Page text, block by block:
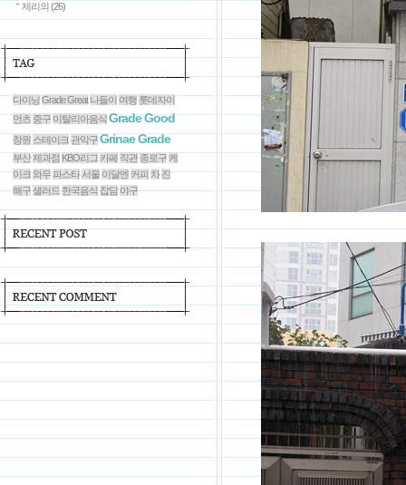
제리의(26)
다이닝Grade Great 나들이 여행 롯데자이
언츠 중구 이탈리아음식 Grade Good
창원 스테이크 관악구Grinae Grade
부산제과점 KBO리그 카페 직관 종로구 케
이크 와우 파스타 서울 이달엔 커피 차 진
해구샐러드 한국음식 잡담 야구